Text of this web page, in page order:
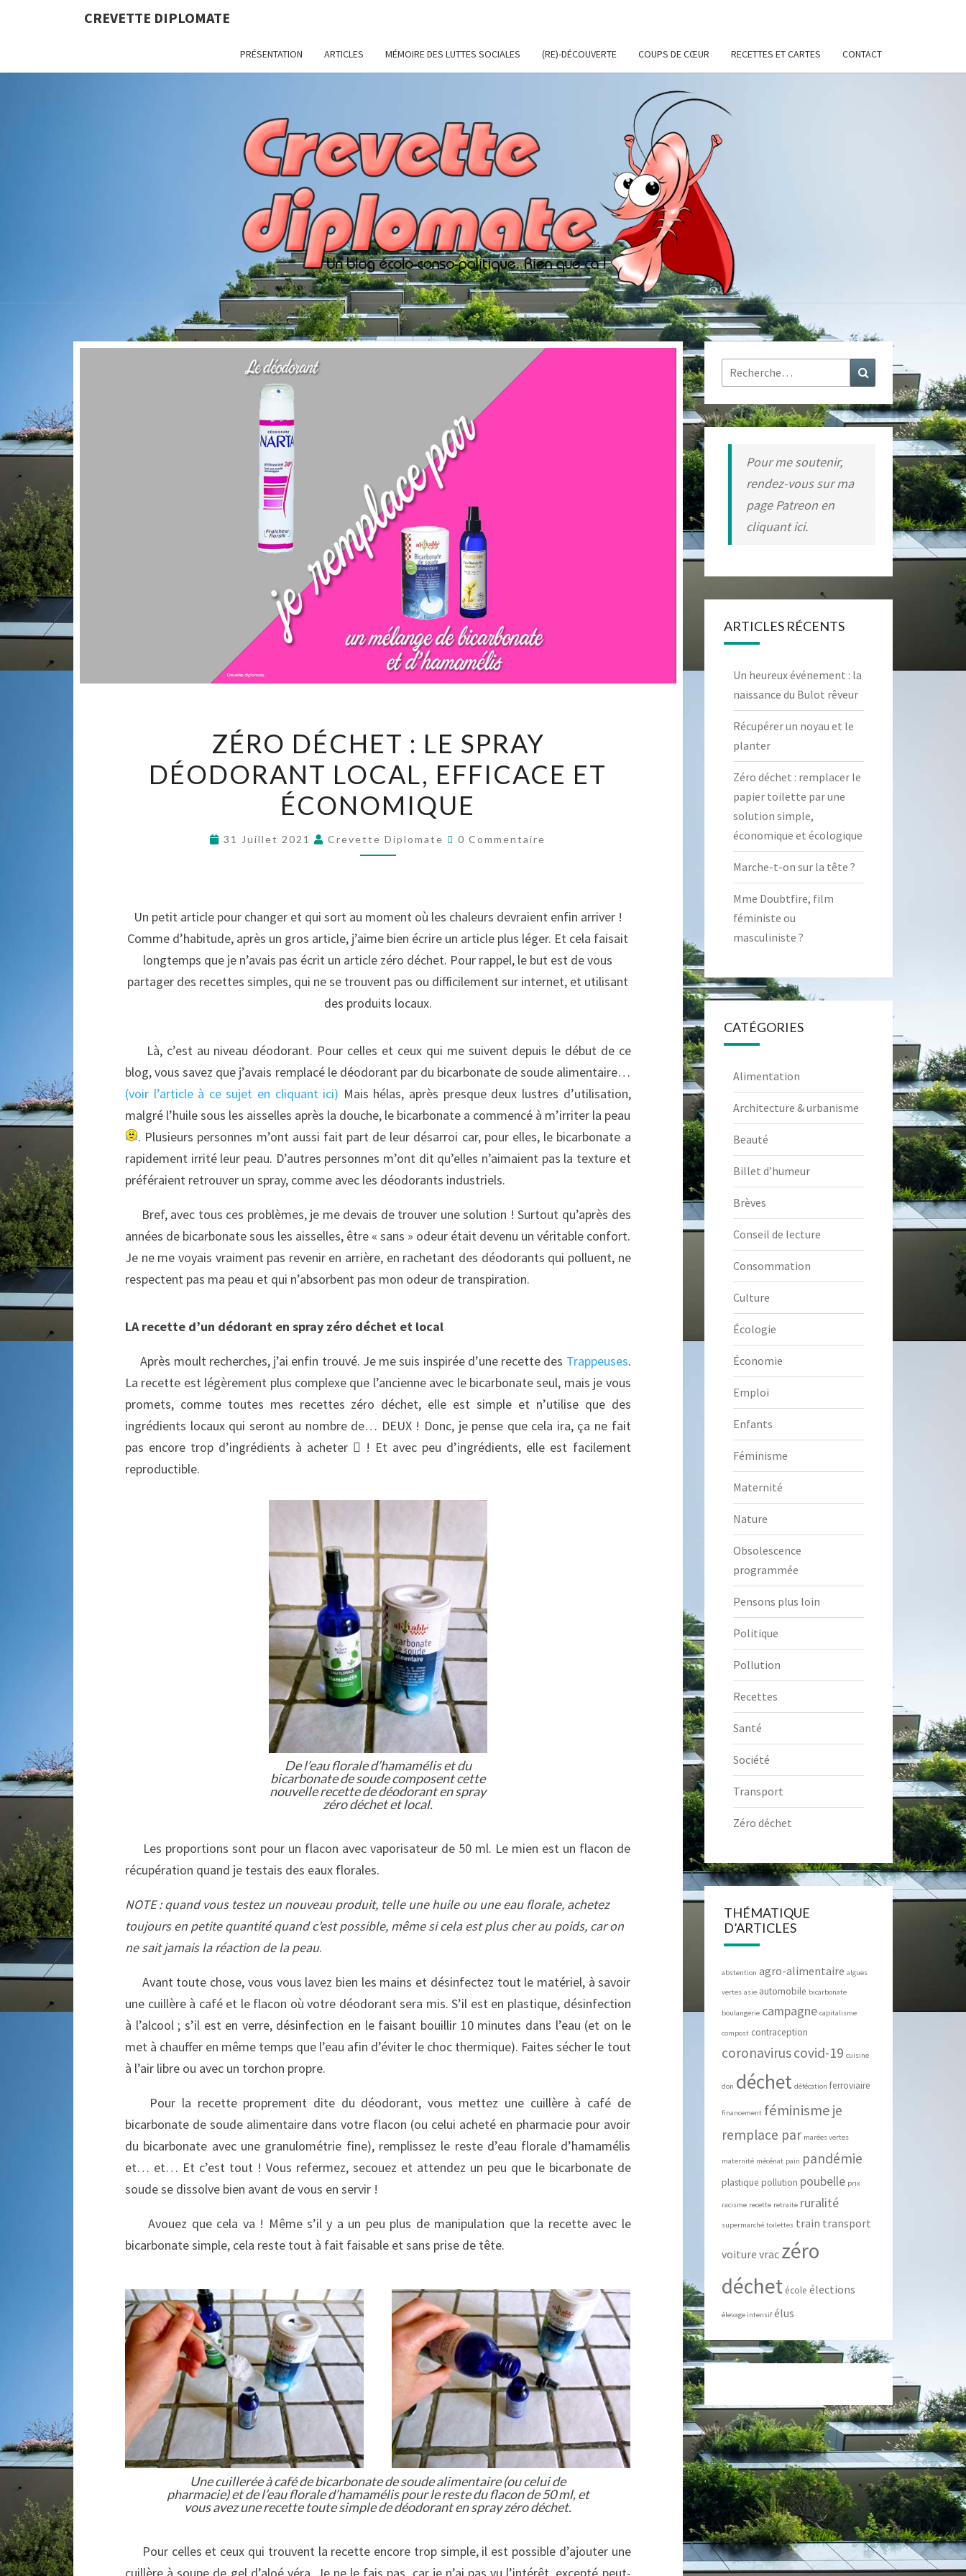
CREVETTE DIPLOMATE
PRÉSENTATION ARTICLES MÉMOIRE DES LUTTES SOCIALES (RE)-DÉCOUVERTE COUPS DE CŒUR RECETTES ET CARTES CONTACT
CREVETTE
DIPLOMATE
Un Blog
Écolo-
Conso-
Politique.
Rien Que
Ça !
DÉCHET :
LE
SPRAY
DÉODORANT
EFFICACE
ZÉRO DÉCHET : LE SPRAY
DÉODORANT LOCAL, EFFICACE ET
ÉCONOMIQUE
31 Juillet 2021 Crevette Diplomate Commentaires
0 Commentaire
Un petit article pour changer et qui sort au moment où les chaleurs devraient enfin arriver !
Comme d’habitude, après un gros article, j’aime bien écrire un article plus léger. Et cela faisait
longtemps que je n’avais pas écrit un article zéro déchet. Pour rappel, le but est de vous
partager des recettes simples, qui ne se trouvent pas ou difficilement sur internet, et utilisant
des produits locaux.
Là, c’est au niveau déodorant. Pour celles et ceux qui me suivent depuis le début de ce
blog, vous savez que j’avais remplacé le déodorant par du bicarbonate de soude alimentaire…
(voir l’article à ce sujet en cliquant ici) Mais hélas, après presque deux lustres d’utilisation,
malgré l’huile sous les aisselles après la douche, le bicarbonate a commencé à m’irriter la peau
. Plusieurs personnes m’ont aussi fait part de leur désarroi car, pour elles, le bicarbonate a
rapidement irrité leur peau. D’autres personnes m’ont dit qu’elles n’aimaient pas la texture et
préféraient retrouver un spray, comme avec les déodorants industriels.
Bref, avec tous ces problèmes, je me devais de trouver une solution ! Surtout qu’après des
années de bicarbonate sous les aisselles, être « sans » odeur était devenu un véritable confort.
Je ne me voyais vraiment pas revenir en arrière, en rachetant des déodorants qui polluent, ne
respectent pas ma peau et qui n’absorbent pas mon odeur de transpiration.
LA recette d’un dédorant en spray zéro déchet et local
Après moult recherches, j’ai enfin trouvé. Je me suis inspirée d’une recette des Trappeuses.
La recette est légèrement plus complexe que l’ancienne avec le bicarbonate seul, mais je vous
promets, comme toutes mes recettes zéro déchet, elle est simple et n’utilise que des
ingrédients locaux qui seront au nombre de… DEUX ! Donc, je pense que cela ira, ça ne fait
pas encore trop d’ingrédients à acheter  ! Et avec peu d’ingrédients, elle est facilement
reproductible.
De l’eau florale d’hamamélis et du
bicarbonate de soude composent cette
nouvelle recette de déodorant en spray
zéro déchet et local.
Les proportions sont pour un flacon avec vaporisateur de 50 ml. Le mien est un flacon de
récupération quand je testais des eaux florales.
NOTE : quand vous testez un nouveau produit, telle une huile ou une eau florale, achetez
toujours en petite quantité quand c’est possible, même si cela est plus cher au poids, car on
ne sait jamais la réaction de la peau.
Avant toute chose, vous vous lavez bien les mains et désinfectez tout le matériel, à savoir
une cuillère à café et le flacon où votre déodorant sera mis. S’il est en plastique, désinfection
à l’alcool ; s’il est en verre, désinfection en le faisant bouillir 10 minutes dans l’eau (et on le
met à chauffer en même temps que l’eau afin d’éviter le choc thermique). Faites sécher le tout
à l’air libre ou avec un torchon propre.
Pour la recette proprement dite du déodorant, vous mettez une cuillère à café de
bicarbonate de soude alimentaire dans votre flacon (ou celui acheté en pharmacie pour avoir
du bicarbonate avec une granulométrie fine), remplissez le reste d’eau florale d’hamamélis
et… et… Et c’est tout ! Vous refermez, secouez et attendez un peu que le bicarbonate de
soude se dissolve bien avant de vous en servir !
Avouez que cela va ! Même s’il y a un peu plus de manipulation que la recette avec le
bicarbonate simple, cela reste tout à fait faisable et sans prise de tête.
Une cuillerée à café de bicarbonate de soude alimentaire (ou celui de
pharmacie) et de l’eau florale d’hamamélis pour le reste du flacon de 50 ml, et
vous avez une recette toute simple de déodorant en spray zéro déchet.
Pour celles et ceux qui trouvent la recette encore trop simple, il est possible d’ajouter une
cuillère à soupe de gel d’aloé véra. Je ne le fais pas, car je n’ai pas vu l’intérêt, excepté peut-
Rechercher : Recherche
Pour me soutenir,
rendez-vous sur ma
page Patreon en
cliquant ici.
ARTICLES RÉCENTS
Un heureux événement : la
naissance du Bulot rêveur
Récupérer un noyau et le
planter
Zéro déchet : remplacer le
papier toilette par une
solution simple,
économique et écologique
Marche-t-on sur la tête ?
Mme Doubtfire, film
féministe ou
masculiniste ?
CATÉGORIES
Alimentation
Architecture & urbanisme
Beauté
Billet d’humeur
Brèves
Conseil de lecture
Consommation
Culture
Écologie
Économie
Emploi
Enfants
Féminisme
Maternité
Nature
Obsolescence
programmée
Pensons plus loin
Politique
Pollution
Recettes
Santé
Société
Transport
Zéro déchet
THÉMATIQUE
D’ARTICLES
abstention agro-alimentaire algues
vertes asie automobile bicarbonate
boulangerie campagne capitalisme
compost contraception
coronaviruscovid-19 cuisine
don déchet défécation ferroviaire
financement féminisme je
remplace par marées vertes
maternité mécénat pain pandémie
plastique pollution poubelle prix
racisme recette retraite ruralité
supermarché toilettes train transport
voiture vrac zéro
déchet école élections
élevage intensif élus